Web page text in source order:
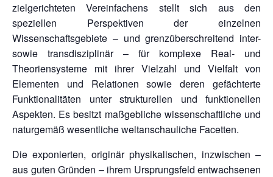
zielgerichteten Vereinfachens stellt sich aus den
speziellen Perspektiven der einzelnen
Wissenschaftsgebiete – und grenzüberschreitend inter-
sowie transdisziplinär – für komplexe Real- und
Theoriensysteme mit ihrer Vielzahl und Vielfalt von
Elementen und Relationen sowie deren gefächterte
Funktionalitäten unter strukturellen und funktionellen
Aspekten. Es besitzt maßgebliche wissenschaftliche und
naturgemäß wesentliche weltanschauliche Facetten.
Die exponierten, originär physikalischen, inzwischen –
aus guten Gründen – ihrem Ursprungsfeld entwachsenen